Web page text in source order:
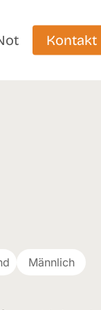
Kontakt
Männlich